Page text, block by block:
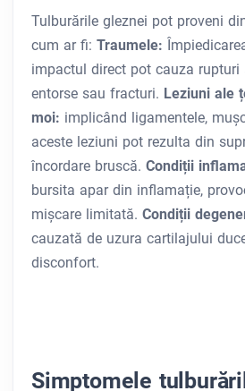
Tulburările gleznei pot proveni
cum ar fi: Traumele:
impactul direct pot cauza rupturi
entorse sau fracturi. Leziuni ale
moi: implicând ligamentele,
aceste leziuni pot rezulta din
încordare bruscă. Condiții
bursita apar din inflamație,
mișcare limitată. Condiții
cauzată de uzura cartilajului
disconfort.
Simptomele